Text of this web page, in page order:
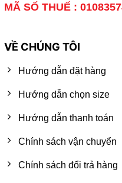
MÃ SỐ THUẾ :
VỀ CHÚNG TÔI
Hướng dẫn đặt hàng
Hướng dẫn chọn size
Hướng dẫn thanh toán
Chính sách vận chuyển
Chính sách đổi trả hàng